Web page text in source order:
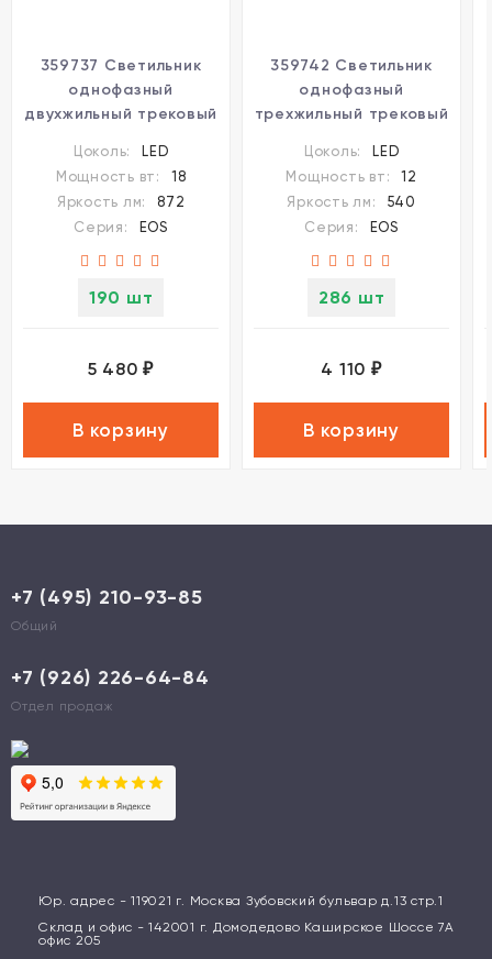
359737 Светильник
однофазный
двухжильный трековый
температуры
Novotech IP20 LED 18W
220V
2700К/3200К/4000К
EOS
Цоколь:
LED
Мощность вт:
18
Яркость лм:
872
Серия:
EOS
190 шт
5 480₽
В корзину
359742 Светильник
однофазный
трехжильный трековый
температуры
Novotech IP20 LED 12W
2700К/3200К/4000К
220V EOS
Цоколь:
LED
Мощность вт:
12
Яркость лм:
540
Серия:
EOS
286 шт
4 110 ₽
В корзину
+7 (495) 210-93-85
Общий
+7 (926) 226-64-84
Отдел продаж
Юр. адрес - 119021 г. Москва Зубовский бульвар д.13 стр.1
Склад и офис - 142001 г. Домодедово Каширское Шоссе 7А
офис 205